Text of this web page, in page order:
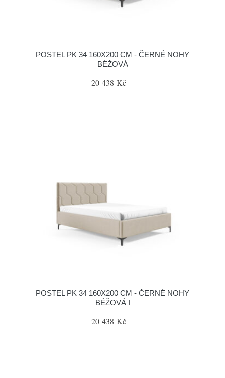
POSTEL PK 34 160X200 CM - ČERNÉ NOHY
BÉŽOVÁ
20 438 Kč
POSTEL PK 34 160X200 CM - ČERNÉ NOHY
BÉŽOVÁ I
20 438 Kč